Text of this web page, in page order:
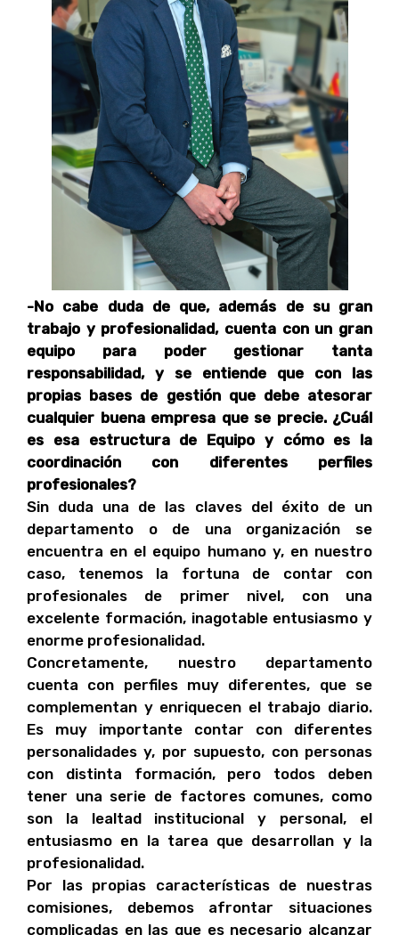
-No cabe duda de que, además de su gran
trabajo y profesionalidad, cuenta con un gran
equipo para poder gestionar tanta
responsabilidad, y se entiende que con las
propias bases de gestión que debe atesorar
cualquier buena empresa que se precie. ¿Cuál
es esa estructura de Equipo y cómo es la
coordinación con diferentes perfiles
profesionales?
Sin duda una de las claves del éxito de un
departamento o de una organización se
encuentra en el equipo humano y, en nuestro
caso, tenemos la fortuna de contar con
profesionales de primer nivel, con una
excelente formación, inagotable entusiasmo y
enorme profesionalidad.
Concretamente, nuestro departamento
cuenta con perfiles muy diferentes, que se
complementan y enriquecen el trabajo diario.
Es muy importante contar con diferentes
personalidades y, por supuesto, con personas
con distinta formación, pero todos deben
tener una serie de factores comunes, como
son la lealtad institucional y personal, el
entusiasmo en la tarea que desarrollan y la
profesionalidad.
Por las propias características de nuestras
comisiones, debemos afrontar situaciones
complicadas en las que es necesario alcanzar